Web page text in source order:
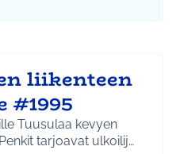
liikenteen
#1995
Tuusulaa kevyen
tarjoavat ulkoilij…